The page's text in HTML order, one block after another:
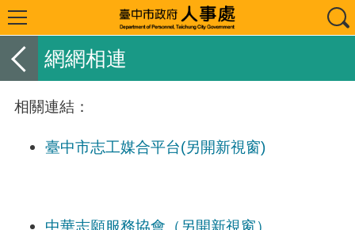
網網相連
相關連結：
臺中市志工媒合平台(另開新視窗)
中華志願服務協會（另開新視窗）